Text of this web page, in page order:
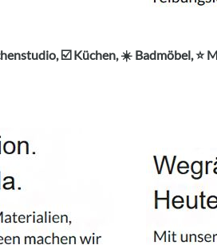
☑️ Küchen, ☀️ Badmöbel,